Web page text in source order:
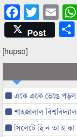
Post
[hupso]
একে একে ভেঙে পড়ল
শাহজালাল
সিলেটে ছি ন তা ই কা